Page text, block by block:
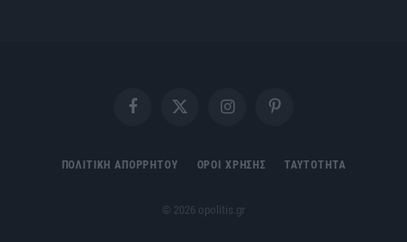
FacebookX
InstagramPinterest
ΠΟΛΙΤΙΚΗ ΑΠΟΡΡΗΤΟΥ ΟΡΟΙ ΧΡΗΣΗΣ ΤΑΥΤΟΤΗΤΑ
© 2026 opolitis.gr